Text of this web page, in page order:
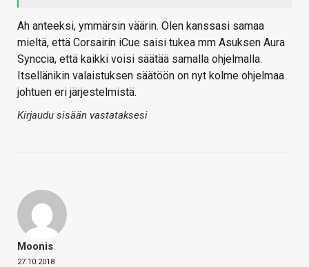
Ah anteeksi, ymmärsin väärin. Olen kanssasi samaa
mieltä, että Corsairin iCue saisi tukea mm Asuksen Aura
Synccia, että kaikki voisi säätää samalla ohjelmalla.
Itsellänikin valaistuksen säätöön on nyt kolme ohjelmaa
johtuen eri järjestelmistä.
Kirjaudu sisään vastataksesi
Moonis
27.10.2018